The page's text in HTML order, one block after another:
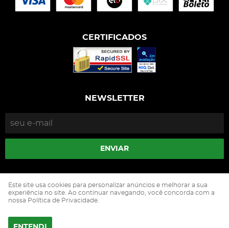
CERTIFICADOS
NEWSLETTER
ENVIAR
CNPJ: 05.500.229/0002-90
Este site usa cookies para personalizar anúncios e melhorar a sua
experiência no site. Ao continuar navegando, você concorda com a
nossa Política de Privacidade.